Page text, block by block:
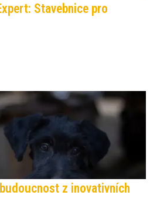
Stavebnice pro
z inovativních